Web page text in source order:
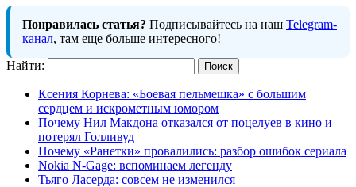
Понравилась статья? Подписывайтесь на наш Telegram-
канал, там еще больше интересного!
Найти:
Ксения Корнева: «Боевая пельмешка» с большим
сердцем и искрометным юмором
Почему Нил Макдона отказался от поцелуев в кино и
потерял Голливуд
Почему «Ранетки» провалились: разбор ошибок сериала
Nokia N-Gage: вспоминаем легенду
Тьяго Ласерда: совсем не изменился